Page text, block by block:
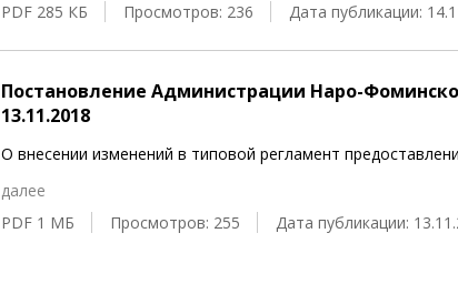
PDF 285 КБ
Просмотров: 236 Дата публикации:
Постановление Администрации Наро-
13.11.2018
О внесении изменений в типовой регламент
далее
PDF 1 МБ
Просмотров: 255 Дата публикации: